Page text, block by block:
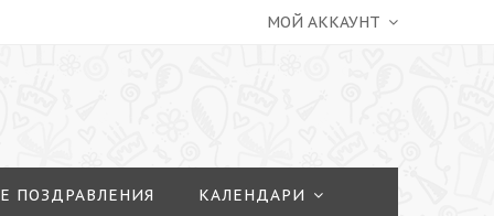
МОЙ АККАУНТ
ПОЗДРАВЛЕНИЯ КАЛЕНДАРИ